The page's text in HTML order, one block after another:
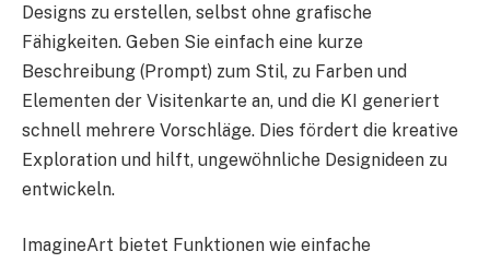
Designs zu erstellen, selbst ohne grafische
Fähigkeiten. Geben Sie einfach eine kurze
Beschreibung (Prompt) zum Stil, zu Farben und
Elementen der Visitenkarte an, und die KI generiert
schnell mehrere Vorschläge. Dies fördert die kreative
Exploration und hilft, ungewöhnliche Designideen zu
entwickeln.
ImagineArt bietet Funktionen wie einfache